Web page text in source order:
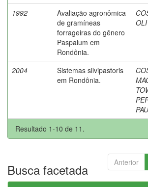
1992
Avaliação agronômica
de gramíneas
forrageiras do gênero
Paspalum em
Rondônia.
2004
Sistemas silvipastoris
em Rondônia.
Resultado 1-10 de 11.
Anterior
Busca facetada